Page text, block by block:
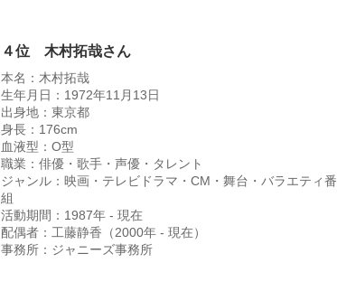
４位 木村拓哉さん
本名：木村拓哉
生年月日：1972年11月13日
出身地：東京都
身長：176cm
血液型：O型
職業：俳優・歌手・声優・タレント
ジャンル：映画・テレビドラマ・CM・舞台・バラエティ番
組
活動期間：1987年 - 現在
配偶者：工藤静香（2000年 - 現在）
事務所：ジャニーズ事務所